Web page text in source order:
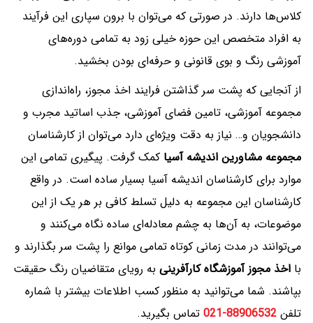
کلاس‌ها دارند. در صورتی که می‌توان با برون سپاری این فرآیند
به افراد متخصص این حوزه خیلی زود به تمامی دوره‌های
آموزشی رنگ و بوی قانونی و حرفه‌ای بودن بخشید.
از آنجایی که پشت سر گذاشتن فرایند اخذ مجوز، راه‌اندازی
مجموعه آموزشی، تامین فضای آموزشی، جذب اساتید مجرب و
دانشجویان و… نیاز به دقت ویژه‌ای دارد می‌توان از کارشناسان
مجموعه مشاورین اندیشه آسیا کمک گرفت. پیگیری تمامی این
موارد برای کارشناسان اندیشه آسیا بسیار ساده است. در واقع
کارشناسان این مجموعه به دلیل تسلط کافی بر هر یک از این
موضوعات، به آن‌ها به چشم معادله‌ای ساده نگاه می‌کنند و
می‌توانند در مدت زمانی کوتاه تمامی ‌موانع را پشت سر بگذارند و
با اخذ مجوز آموزشگاه کارآفرینی به رویای متقاضیان رنگ حقیقت
بپاشند. شما می‌توانید به منظور کسب اطلاعات بیشتر با شماره
تلفن 88906532-021 تماس بگیرید.